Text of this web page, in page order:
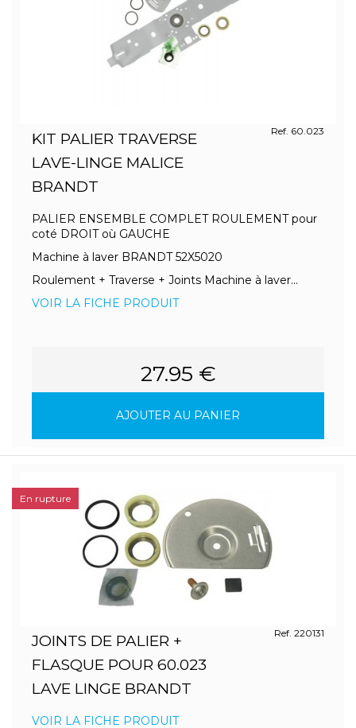
KIT PALIER TRAVERSE
LAVE-LINGE MALICE
BRANDT
Ref. 60.023
PALIER ENSEMBLE COMPLET ROULEMENT pour
coté DROIT où GAUCHE
Machine à laver BRANDT 52X5020
Roulement + Traverse + Joints Machine à laver...
VOIR LA FICHE PRODUIT
27.95 €
AJOUTER AU PANIER
JOINTS DE PALIER +
FLASQUE POUR 60.023
LAVE LINGE BRANDT
Ref. 220131
VOIR LA FICHE PRODUIT
En rupture